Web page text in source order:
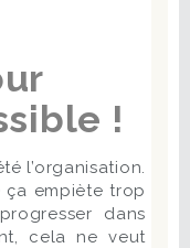
!
l’organisation.
empiète trop
dans
cela ne veut